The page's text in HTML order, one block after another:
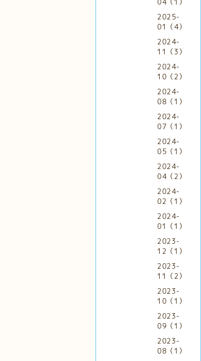
2025-
01（4）
2024-
11（3）
2024-
10（2）
2024-
08（1）
2024-
07（1）
2024-
05（1）
2024-
04（2）
2024-
02（1）
2024-
01（1）
2023-
12（1）
2023-
11（2）
2023-
10（1）
2023-
09（1）
2023-
08（1）